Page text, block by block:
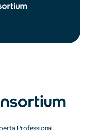
Professional